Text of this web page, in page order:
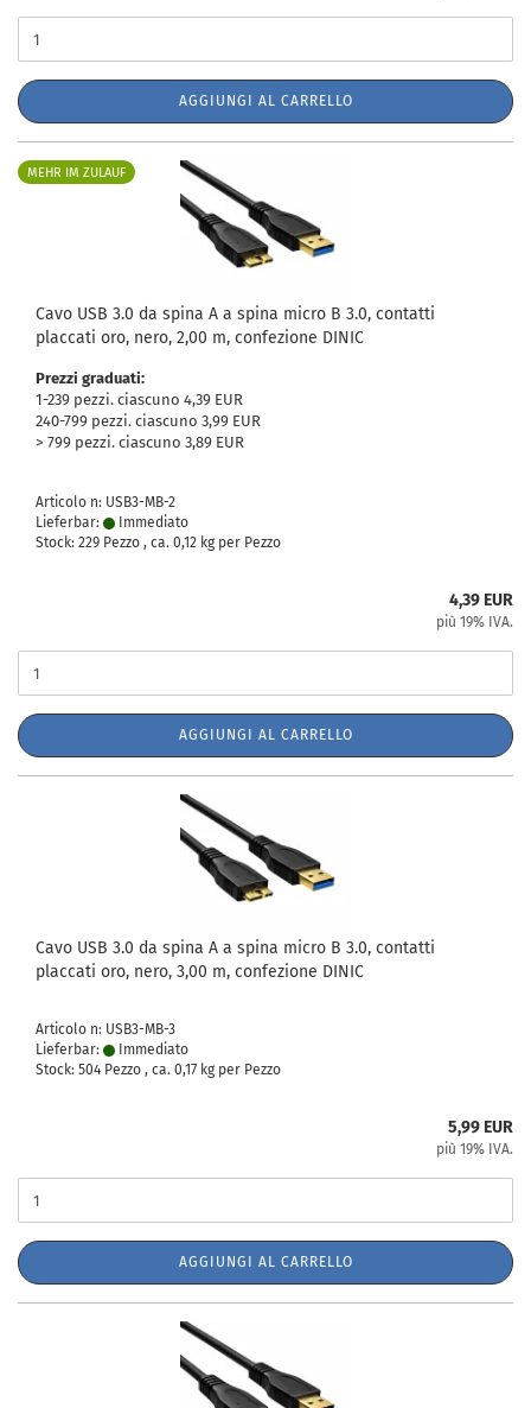
AGGIUNGI AL CARRELLO
MEHR IM ZULAUF
Cavo USB 3.0 da spina A a spina micro B 3.0, contatti
placcati oro, nero, 2,00 m, confezione DINIC
Prezzi graduati:
1-239 pezzi. ciascuno 4,39 EUR
240-799 pezzi. ciascuno 3,99 EUR
> 799 pezzi. ciascuno 3,89 EUR
Articolo n: USB3-MB-2
Lieferbar:
Immediato
Stock: 229 Pezzo , ca. 0,12 kg per Pezzo
4,39 EUR
più 19% IVA.
AGGIUNGI AL CARRELLO
Cavo USB 3.0 da spina A a spina micro B 3.0, contatti
placcati oro, nero, 3,00 m, confezione DINIC
Articolo n: USB3-MB-3
Lieferbar:
Immediato
Stock: 504 Pezzo , ca. 0,17 kg per Pezzo
5,99 EUR
più 19% IVA.
AGGIUNGI AL CARRELLO